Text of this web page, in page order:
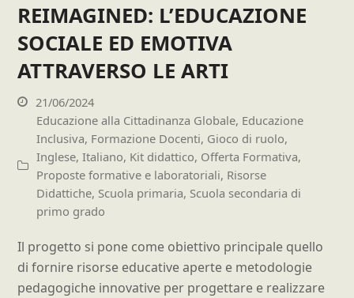
REIMAGINED: L’EDUCAZIONE
SOCIALE ED EMOTIVA
ATTRAVERSO LE ARTI
21/06/2024
Educazione alla Cittadinanza Globale, Educazione
Inclusiva, Formazione Docenti, Gioco di ruolo,
Inglese,Italiano, Kit didattico, Offerta Formativa,
Proposte formative e laboratoriali, Risorse
Didattiche, Scuola primaria, Scuola secondaria di
primo grado
Il progetto si pone come obiettivo principale quello
di fornire risorse educative aperte e metodologie
pedagogiche innovative per progettare e realizzare